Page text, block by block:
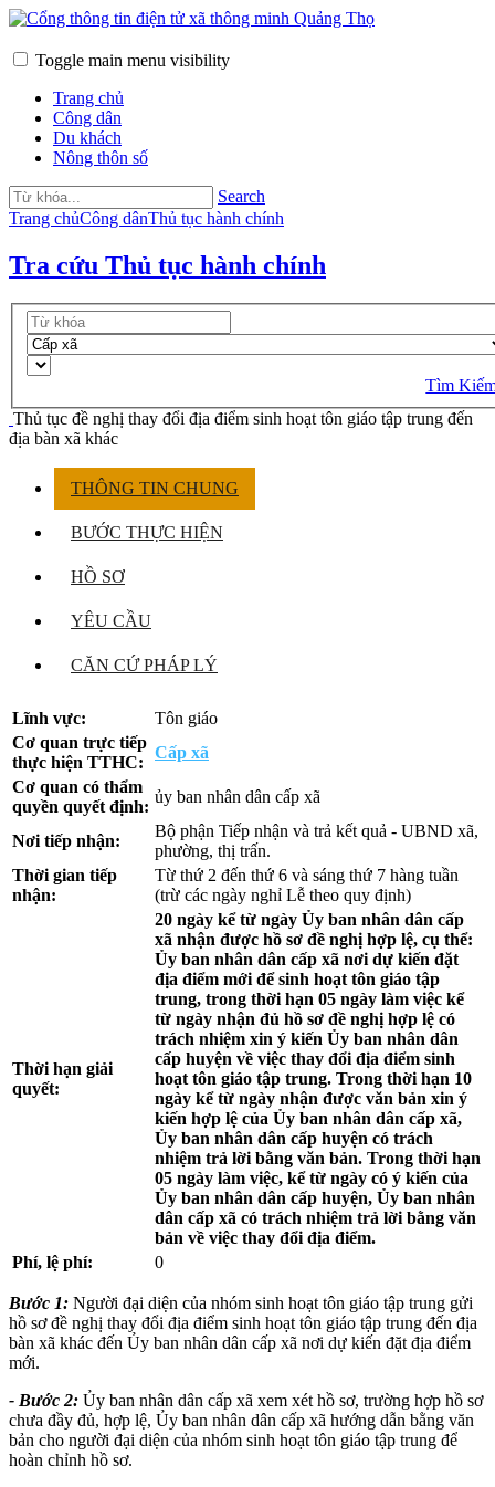
Toggle main menu visibility
Trang chủ
Công dân
Du khách
Nông thôn số
Search
Trang chủCông dânThủ tục hành chính
Tra cứu Thủ tục hành chính
Tìm
Thủ tục đề nghị thay đổi địa điểm sinh hoạt tôn giáo tập trung đến
địa bàn xã khác
THÔNG TIN CHUNG
BƯỚC THỰC HIỆN
HỒ SƠ
YÊU CẦU
CĂN CỨ PHÁP LÝ
Lĩnh vực:
Tôn giáo
Cơ quan trực tiếp
thực hiện TTHC:
Cấp xã
Cơ quan có thẩm
quyền quyết định:
ủy ban nhân dân cấp xã
Nơi tiếp nhận:
Bộ phận Tiếp nhận và trả kết quả - UBND xã,
phường, thị trấn.
Thời gian tiếp
nhận:
Từ thứ 2 đến thứ 6 và sáng thứ 7 hàng tuần
(trừ các ngày nghỉ Lễ theo quy định)
Thời hạn giải
quyết:
20 ngày kể từ ngày Ủy ban nhân dân cấp
xã nhận được hồ sơ đề nghị hợp lệ, cụ thể:
Ủy ban nhân dân cấp xã nơi dự kiến đặt
địa điểm mới để sinh hoạt tôn giáo tập
trung, trong thời hạn 05 ngày làm việc kể
từ ngày nhận đủ hồ sơ đề nghị hợp lệ có
trách nhiệm xin ý kiến Ủy ban nhân dân
cấp huyện về việc thay đổi địa điểm sinh
hoạt tôn giáo tập trung. Trong thời hạn 10
ngày kể từ ngày nhận được văn bản xin ý
kiến hợp lệ của Ủy ban nhân dân cấp xã,
Ủy ban nhân dân cấp huyện có trách
nhiệm trả lời bằng văn bản. Trong thời hạn
05 ngày làm việc, kể từ ngày có ý kiến của
Ủy ban nhân dân cấp huyện, Ủy ban nhân
dân cấp xã có trách nhiệm trả lời bằng văn
bản về việc thay đổi địa điểm.
Phí, lệ phí:
0
Bước 1: Người đại diện của nhóm sinh hoạt tôn giáo tập trung gửi
hồ sơ đề nghị thay đổi địa điểm sinh hoạt tôn giáo tập trung đến địa
bàn xã khác đến Ủy ban nhân dân cấp xã nơi dự kiến đặt địa điểm
mới.
- Bước 2: Ủy ban nhân dân cấp xã xem xét hồ sơ, trường hợp hồ sơ
chưa đầy đủ, hợp lệ, Ủy ban nhân dân cấp xã hướng dẫn bằng văn
bản cho người đại diện của nhóm sinh hoạt tôn giáo tập trung để
hoàn chỉnh hồ sơ.